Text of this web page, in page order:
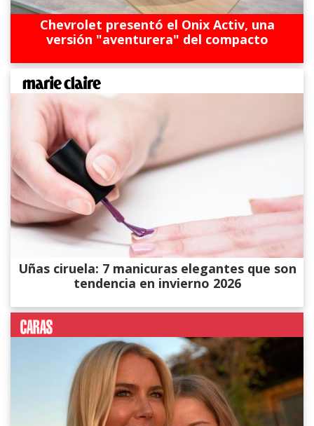
Chevrolet presentó el Onix Activ, una
versión "aventurera" del compacto
Uñas ciruela: 7 manicuras elegantes que son
tendencia en invierno 2026